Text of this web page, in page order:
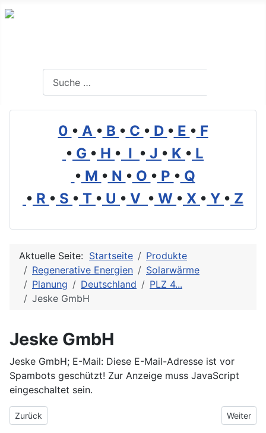
0 • A • B • C • D • E • F
• G • H • I • J • K • L
• M • N • O • P • Q
• R • S • T • U • V • W • X • Y • Z
Aktuelle Seite: Startseite
Produkte
Regenerative Energien
Solarwärme
Planung
Deutschland
PLZ 4...
Jeske GmbH
Jeske GmbH
Jeske GmbH; E-Mail: Diese E-Mail-Adresse ist vor
Spambots geschützt! Zur Anzeige muss JavaScript
eingeschaltet sein.
Vorheriger Beitrag: Griesohn-Solar Dipl.-Ing. Griesohn
Zurück Nächster
Weiter